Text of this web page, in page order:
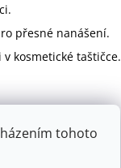
tohoto
přesné nanášení.
kosmetické taštičce.